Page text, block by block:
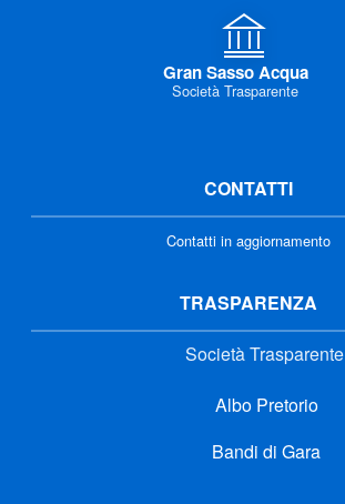
Gran Sasso Acqua
Società Trasparente
CONTATTI
Contatti in aggiornamento
TRASPARENZA
Società Trasparente
Albo Pretorio
Bandi di Gara